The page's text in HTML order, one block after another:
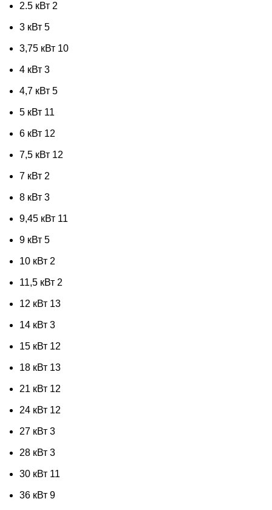
2.5 кВт 2
3 кВт 5
3,75 кВт 10
4 кВт 3
4,7 кВт 5
5 кВт 11
6 кВт 12
7,5 кВт 12
7 кВт 2
8 кВт 3
9,45 кВт 11
9 кВт 5
10 кВт 2
11,5 кВт 2
12 кВт 13
14 кВт 3
15 кВт 12
18 кВт 13
21 кВт 12
24 кВт 12
27 кВт 3
28 кВт 3
30 кВт 11
36 кВт 9